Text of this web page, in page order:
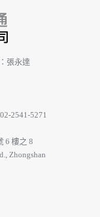
張永達
02-2541-5271
6 樓之 8
Zhongshan